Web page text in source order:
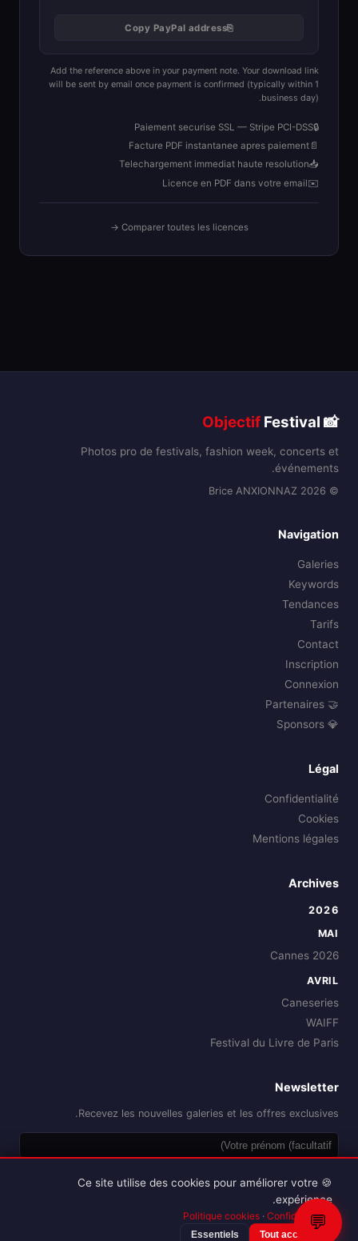
⎘
Copy PayPal address
Add the reference above in your payment note. Your download link
will be sent by email once payment is confirmed (typically within 1
business day).
🔒
Paiement securise SSL — Stripe PCI-DSS
📄
Facture PDF instantanee apres paiement
📥
Telechargement immediat haute resolution
✉️
Licence en PDF dans votre email
Comparer toutes les licences →
📸
Objectif Festival
Photos pro de festivals, fashion week, concerts et
événements.
© 2026 Brice ANXIONNAZ
Navigation
Galeries
Keywords
Tendances
Tarifs
Contact
Inscription
Connexion
🤝 Partenaires
💎 Sponsors
Légal
Confidentialité
Cookies
Mentions légales
Archives
2026
MAI
Cannes 2026
AVRIL
Caneseries
WAIFF
Festival du Livre de Paris
Newsletter
Recevez les nouvelles galeries et les offres exclusives.
Reproduction interdite sans autorisation.
💬
🍪 Ce site utilise des cookies pour améliorer votre
expérience.
Politique cookies · Confidentialité
Tout accepter
Essentiels